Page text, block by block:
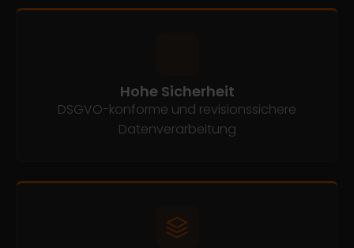
Hohe Sicherheit
DSGVO-konforme und revisionssichere
Datenverarbeitung